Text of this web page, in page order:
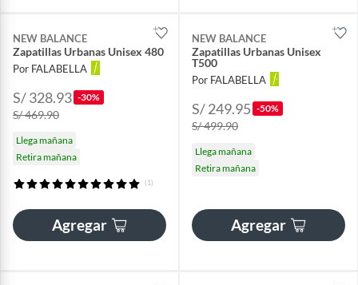
NEW BALANCE
Zapatillas Urbanas Unisex 480
Por FALABELLA
S/ 328.93 -30%
S/ 469.90
Llega mañana
Retira mañana
(1)
Agregar
NEW BALANCE
Zapatillas Urbanas Unisex
T500
Por FALABELLA
S/ 249.95 -50%
S/ 499.90
Llega mañana
Retira mañana
Agregar